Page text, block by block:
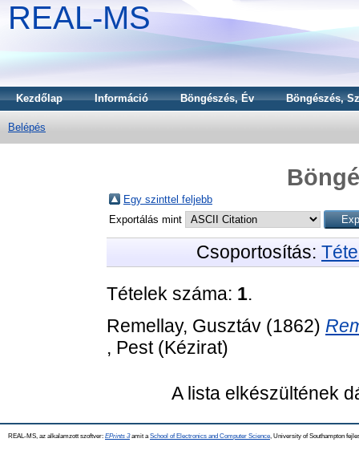
REAL-MS
Kezdőlap Információ Böngészés, Év Böngészés,
Belépés
Egy szinttel feljebb
Exportálás mint
Csoportosítás:
Tételek száma: 1.
Remellay, Gusztáv (1862)
, Pest (Kézirat)
A lista elkészültének
REAL-MS, az alkalamzott szoftver: EPrints 3amit a School of Electronics and Computer Science , University of Southampton